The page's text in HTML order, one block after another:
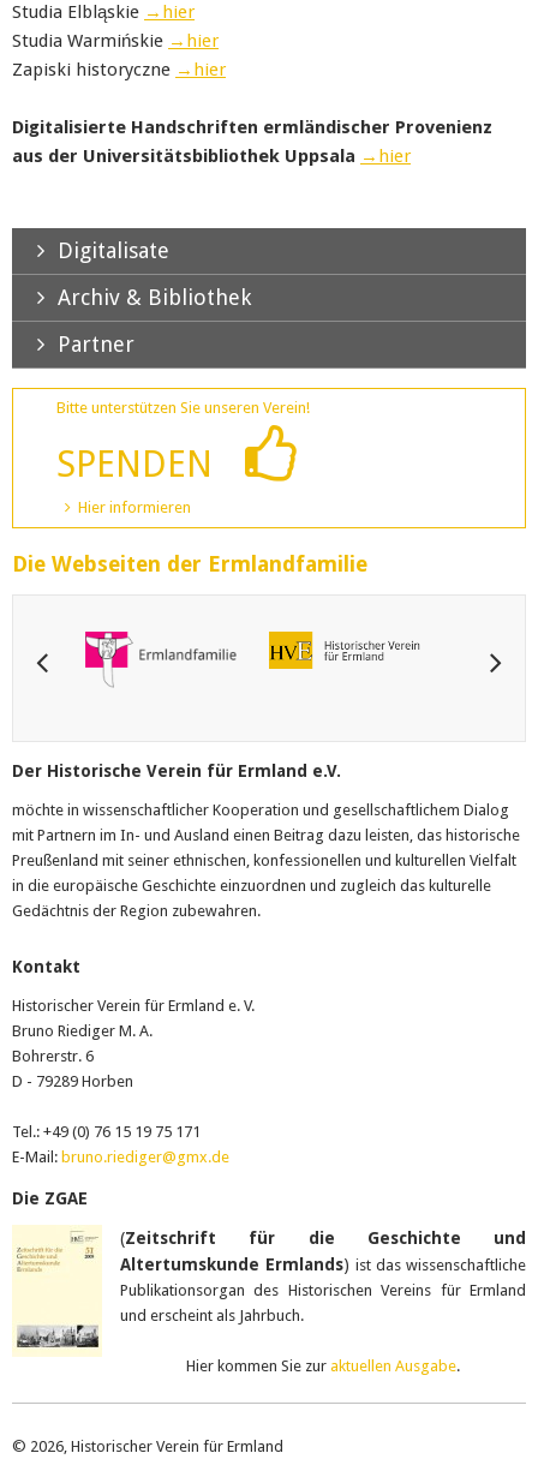
Studia Elbląskie →hier
Studia Warmińskie →hier
Zapiski historyczne →hier
Digitalisierte Handschriften ermländischer Provenienz
aus der Universitätsbibliothek Uppsala →hier
Digitalisate
Archiv & Bibliothek
Partner
Bitte unterstützen Sie unseren Verein!
SPENDEN
Hier informieren
Die Webseiten der Ermlandfamilie
Der Historische Verein für Ermland e.V.
möchte in wissenschaftlicher Kooperation und gesellschaftlichem Dialog
mit Partnern im In- und Ausland einen Beitrag dazu leisten, das historische
Preußenland mit seiner ethnischen, konfessionellen und kulturellen Vielfalt
in die europäische Geschichte einzuordnen und zugleich das kulturelle
Gedächtnis der Region zubewahren.
Kontakt
Historischer Verein für Ermland e. V.
Bruno Riediger M. A.
Bohrerstr. 6
D - 79289 Horben
Tel.: +49 (0) 76 15 19 75 171
E-Mail: bruno.riediger@gmx.de
Die ZGAE
(Zeitschrift für die Geschichte und
Altertumskunde Ermlands)ist das wissenschaftliche
Publikationsorgan des Historischen Vereins für Ermland
und erscheint als Jahrbuch.
Hier kommen Sie zuraktuellen Ausgabe.
© 2026, Historischer Verein für Ermland